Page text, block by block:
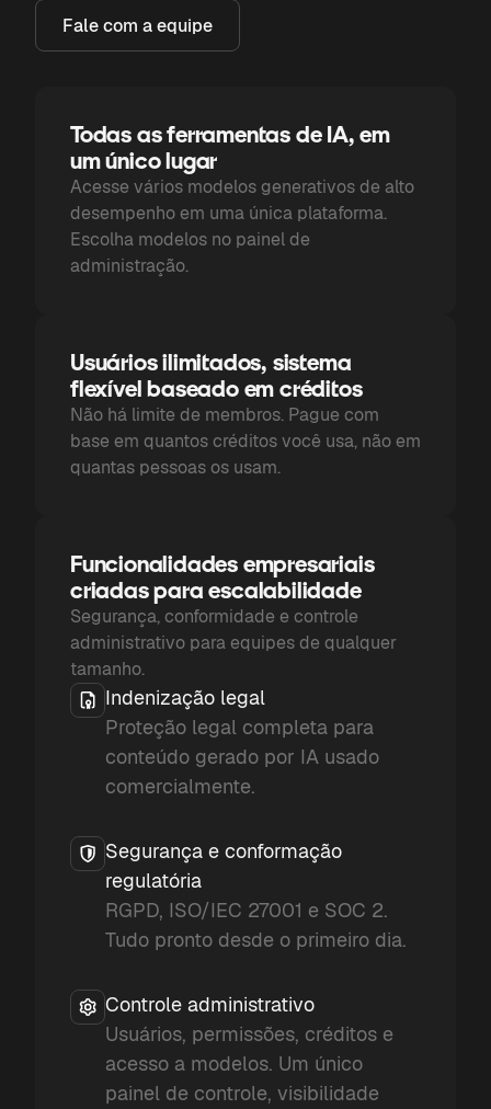
Fale com a equipe
Todas as ferramentas de IA, em
um único lugar
Acesse vários modelos generativos de alto
desempenho em uma única plataforma.
Escolha modelos no painel de
administração.
Usuários ilimitados, sistema
flexível baseado em créditos
Não há limite de membros. Pague com
base em quantos créditos você usa, não em
quantas pessoas os usam.
Funcionalidades empresariais
criadas para escalabilidade
Segurança, conformidade e controle
administrativo para equipes de qualquer
tamanho.
Indenização legal
Proteção legal completa para
conteúdo gerado por IA usado
comercialmente.
Segurança e conformação
regulatória
RGPD, ISO/IEC 27001 e SOC 2.
Tudo pronto desde o primeiro dia.
Controle administrativo
Usuários, permissões, créditos e
acesso a modelos. Um único
painel de controle, visibilidade